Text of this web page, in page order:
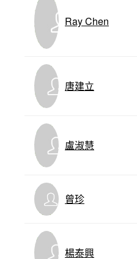
Ray Chen
唐建立
盧淑慧
曾珍
楊泰興